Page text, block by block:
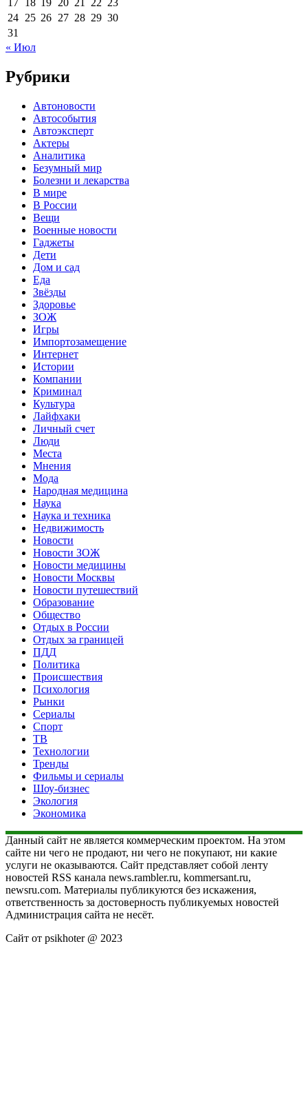
17 18 19 20 21 22 23
24 25 26 27 28 29 30
31
« Июл
Рубрики
Автоновости
Автособытия
Автоэксперт
Актеры
Аналитика
Безумный мир
Болезни и лекарства
В мире
В России
Вещи
Военные новости
Гаджеты
Дети
Дом и сад
Еда
Звёзды
Здоровье
ЗОЖ
Игры
Импортозамещение
Интернет
Истории
Компании
Криминал
Культура
Лайфхаки
Личный счет
Люди
Места
Мнения
Мода
Народная медицина
Наука
Наука и техника
Недвижимость
Новости
Новости ЗОЖ
Новости медицины
Новости Москвы
Новости путешествий
Образование
Общество
Отдых в России
Отдых за границей
ПДД
Политика
Происшествия
Психология
Рынки
Сериалы
Спорт
ТВ
Технологии
Тренды
Фильмы и сериалы
Шоу-бизнес
Экология
Экономика
Данный сайт не является коммерческим проектом. На этом
сайте ни чего не продают, ни чего не покупают, ни какие
услуги не оказываются. Сайт представляет собой ленту
новостей RSS канала news.rambler.ru, kommersant.ru,
newsru.com. Материалы публикуются без искажения,
ответственность за достоверность публикуемых новостей
Администрация сайта не несёт.
Сайт от psikhoter @ 2023